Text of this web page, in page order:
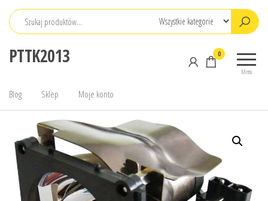
Przejdź
PTTK2013
Menu
0
Blog Sklep Moje konto